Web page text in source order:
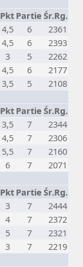
Pkt Partie Śr.Rg.
4,5 6
2361
4,5 6
2393
3 5
2262
4,5 6
2177
3,5 5
2108
Pkt Partie Śr.Rg.
3,5 7
2344
4,5 7
2306
5,5 7
2160
6 7
2071
Pkt Partie Śr.Rg.
3 7
2444
4 7
2372
5 7
2321
3 7
2219